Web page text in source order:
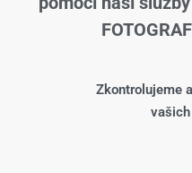
Zkontrolujeme
vašich